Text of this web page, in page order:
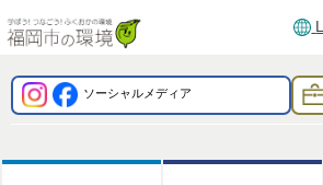
ソーシャルメディア